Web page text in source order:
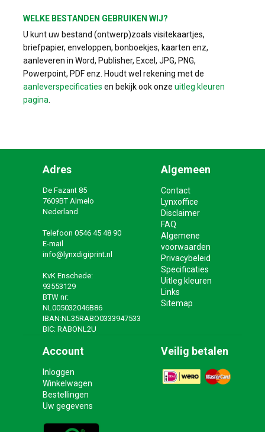
WELKE BESTANDEN GEBRUIKEN WIJ?
U kunt uw bestand (ontwerp)zoals visitekaartjes,
briefpapier, enveloppen, bonboekjes, kaarten enz,
aanleveren in Word, Publisher, Excel, JPG, PNG,
Powerpoint, PDF enz. Houdt wel rekening met de
aanleverspecificaties en bekijk ook onze uitleg kleuren
pagina
Adres
De Fazant 85
7609BT Almelo
Nederland
Telefoon 0546 45 48 90
E-mail
info@lynxdigiprint.nl
KvK Enschede:
93553129
BTW nr:
NL005032046B86
IBAN:NL35RABO0333947533
BIC: RABONL2U
Algemeen
Contact
Lynxoffice
Disclaimer
FAQ
Algemene
voorwaarden
Privacybeleid
Specificaties
Uitleg kleuren
Links
Sitemap
Account
Inloggen
Winkelwagen
Bestellingen
Uw gegevens
Veilig betalen